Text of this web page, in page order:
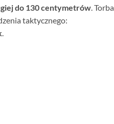
do 130 centymetrów. Torba
taktycznego:
.